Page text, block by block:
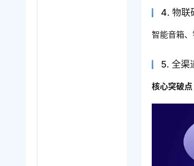
4. 物联
智能音箱
5. 全渠
核心突破点